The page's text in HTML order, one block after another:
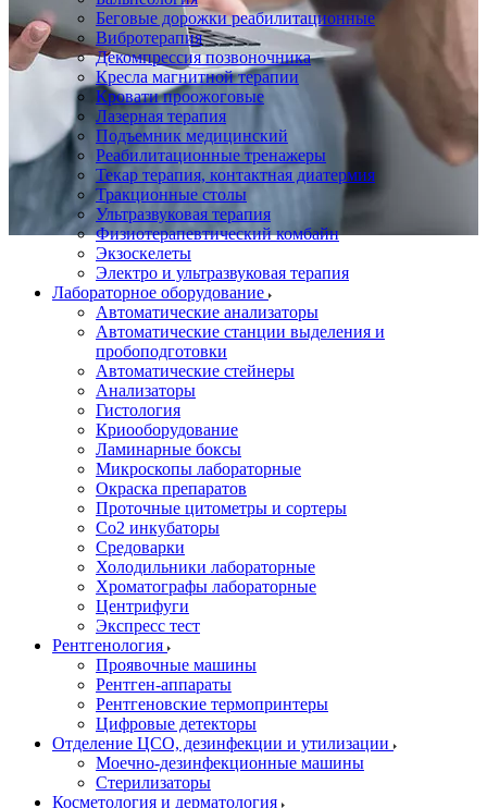
Беговые дорожки реабилитационные
Вибротерапия
Декомпрессия позвоночника
Кресла магнитной терапии
Кровати проожоговые
Лазерная терапия
Подъемник медицинский
Реабилитационные тренажеры
Текар терапия, контактная диатермия
Тракционные столы
Ультразвуковая терапия
Физиотерапевтический комбайн
Экзоскелеты
Электро и ультразвуковая терапия
Лабораторное оборудование
Автоматические анализаторы
Автоматические станции выделения и
пробоподготовки
Автоматические стейнеры
Анализаторы
Гистология
Криооборудование
Ламинарные боксы
Микроскопы лабораторные
Окраска препаратов
Проточные цитометры и сортеры
Со2 инкубаторы
Средоварки
Холодильники лабораторные
Хроматографы лабораторные
Центрифуги
Экспресс тест
Рентгенология
Проявочные машины
Рентген-аппараты
Рентгеновские термопринтеры
Цифровые детекторы
Отделение ЦСО, дезинфекции и утилизации
Моечно-дезинфекционные машины
Стерилизаторы
Косметология и дерматология